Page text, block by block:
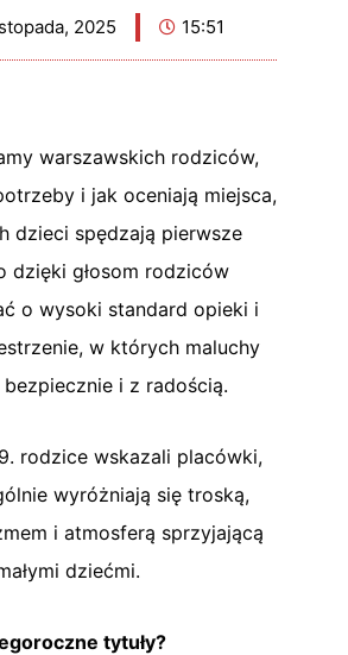
2025 15:51
warszawskich rodziców,
i jak oceniają miejsca,
dzieci spędzają pierwsze
dzięki głosom rodziców
o wysoki standard opieki i
w których maluchy
i z radością.
rodzice wskazali placówki,
wyróżniają się troską,
i atmosferą sprzyjającą
dziećmi.
tytuły?